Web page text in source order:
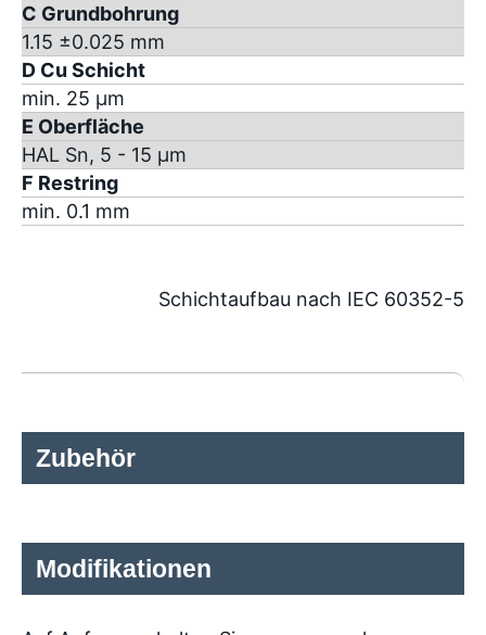
C Grundbohrung
1.15 ±0.025 mm
D Cu Schicht
min. 25 µm
E Oberfläche
HAL Sn, 5 - 15 µm
F Restring
min. 0.1 mm
Schichtaufbau nach IEC 60352-5
Zubehör
Modifikationen